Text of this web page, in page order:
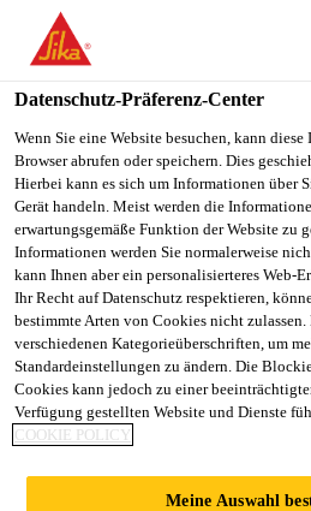
You are accessing "Sika Schweiz
accessing it from "Vereinigte Staaten".
website for your country.
TO
SIKA
USA
STAY ON
SCHWEIZ AG
Sika Schweiz AG
Datenschutz-Präferenz-Center
Wenn Sie eine Website besuchen, kann
Browser abrufen oder speichern. Dies
Hierbei kann es sich um Informationen über
Gerät handeln. Meist werden die
erwartungsgemäße Funktion der Website zu
Informationen werden Sie normalerweise
kann Ihnen aber ein personalisierteres Web-
Ihr Recht auf Datenschutz respektieren,
bestimmte Arten von Cookies nicht
verschiedenen Kategorieüberschriften, um
Standardeinstellungen zu ändern. Die
Cookies kann jedoch zu einer
Verfügung gestellten Website und Dienste
COOKIE POLICY
Meine Auswahl